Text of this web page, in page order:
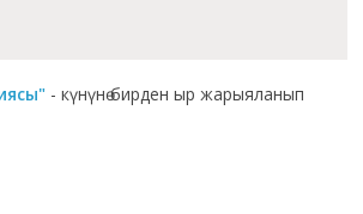
- күнүнө бирден ыр жарыяланып